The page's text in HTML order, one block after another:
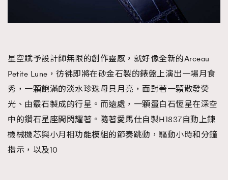
AFrenchMind
DressLikeAParisienne
星空賦予設計師無限的創作靈感，就好像全新的Arceau
Petite Lune，彷彿即將在砂金石製的錶盤上演出一場月食
秀，一顆飽滿的淡水珍珠母貝月亮，面對著一顆散發熒
光、由霰石製成的行星。而遠處，一顆蛋白石恆星在深空
中的鑽石星座間閃耀著。隨著愛馬仕自製H1837自動上鍊
機械機芯與小月相功能模組的節奏跳動，驅動小時和分鐘
指示，以及10